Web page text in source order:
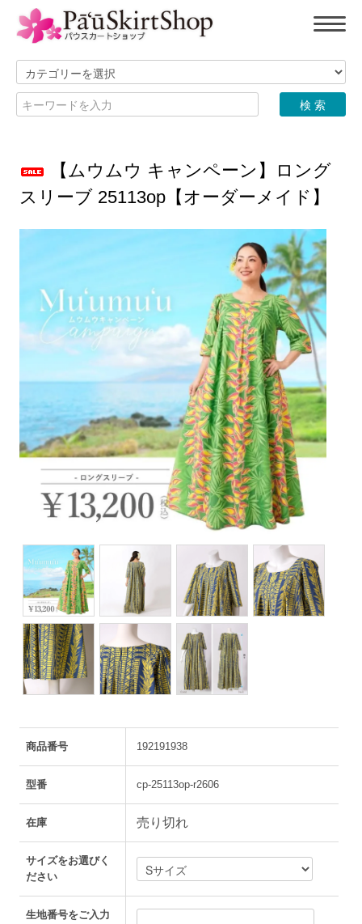
【ムウムウ キャンペーン】ロング
スリーブ 25113op【オーダーメイド】
商品番号 192191938
型番 cp-25113op-r2606
在庫 売り切れ
サイズをお選びく
ださい
生地番号をご入力